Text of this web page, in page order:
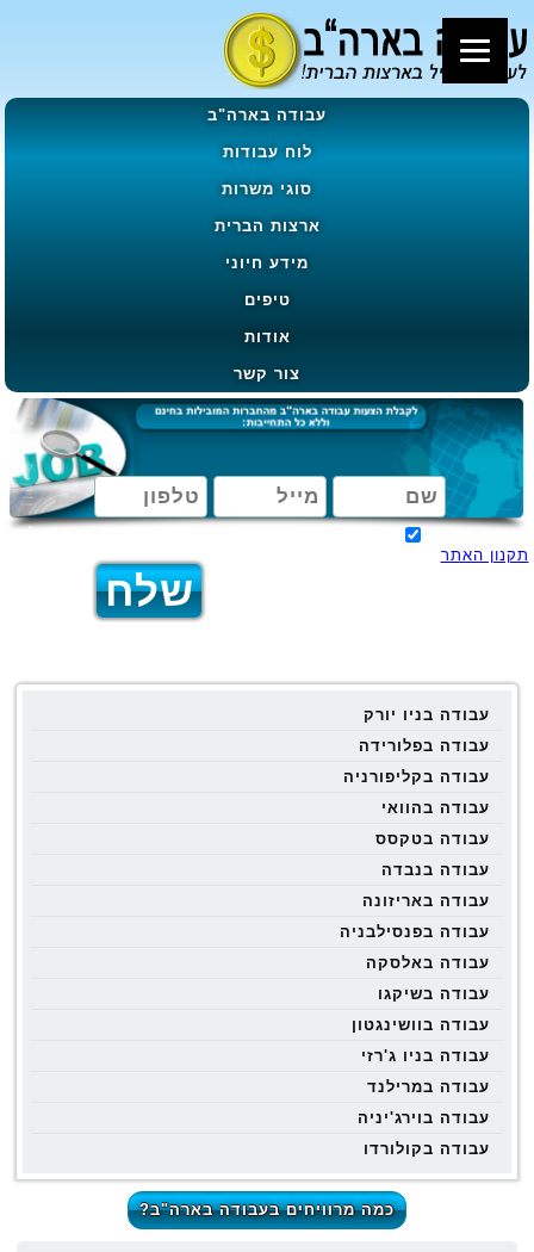
עבודה בארה"ב
לוח עבודות
סוגי משרות
ארצות הברית
מידע חיוני
טיפים
אודות
צור קשר
תקנון האתר
עבודה בניו יורק
עבודה בפלורידה
עבודה בקליפורניה
עבודה בהוואי
עבודה בטקסס
עבודה בנבדה
עבודה באריזונה
עבודה בפנסילבניה
עבודה באלסקה
עבודה בשיקגו
עבודה בוושינגטון
עבודה בניו ג'רזי
עבודה במרילנד
עבודה בוירג'יניה
עבודה בקולורדו
כמה מרוויחים בעבודה בארה"ב?